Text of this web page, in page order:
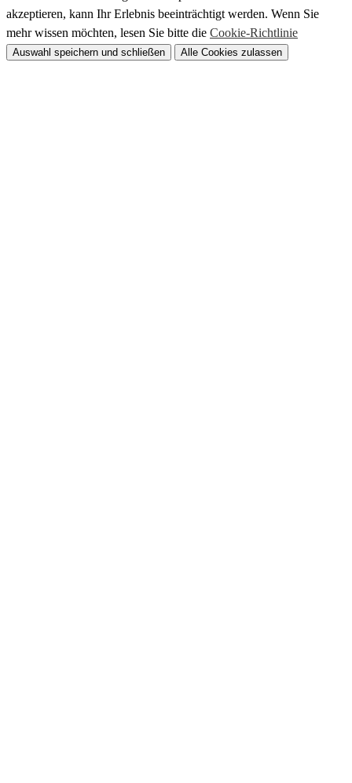
akzeptieren, kann Ihr Erlebnis beeinträchtigt werden. Wenn Sie
mehr wissen möchten, lesen Sie bitte die Cookie-Richtlinie
Auswahl speichern und schließen Alle Cookies zulassen